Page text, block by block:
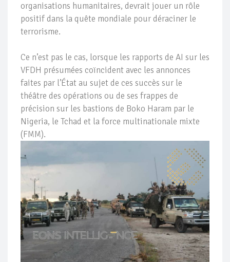
organisations humanitaires, devrait jouer un rôle
positif dans la quête mondiale pour déraciner le
terrorisme.
Ce n’est pas le cas, lorsque les rapports de AI sur les
VFDH présumées coïncident avec les annonces
faites par l’État au sujet de ces succès sur le
théâtre des opérations ou de ses frappes de
précision sur les bastions de Boko Haram par le
Nigeria, le Tchad et la force multinationale mixte
(FMM).